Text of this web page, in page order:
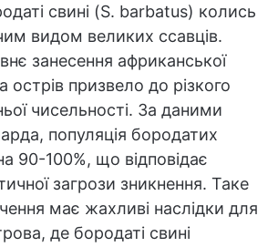
свині (S. barbatus) колись
видом великих ссавців.
занесення африканської
острів призвело до різкого
чисельності. За даними
популяція бородатих
90-100%, що відповідає
загрози зникнення. Таке
має жахливі наслідки для
де бородаті свині